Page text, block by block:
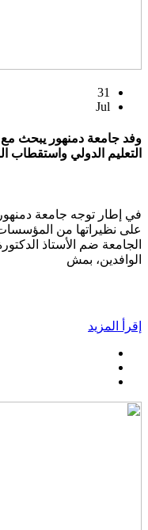
31
Jul
وفد جامعة دمنهور يبحث مع
التعليم الدولي واستقطاب
في إطار توجه جامعة دمنهور
على نظيراتها من
الجامعة ضم الأستاذ
الوافدين، بمش
إقرأ المزيد